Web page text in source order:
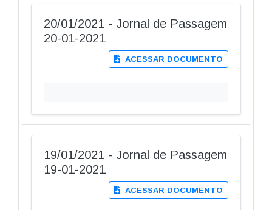
20/01/2021 - Jornal de Passagem
20-01-2021
ACESSAR DOCUMENTO
19/01/2021 - Jornal de Passagem
19-01-2021
ACESSAR DOCUMENTO